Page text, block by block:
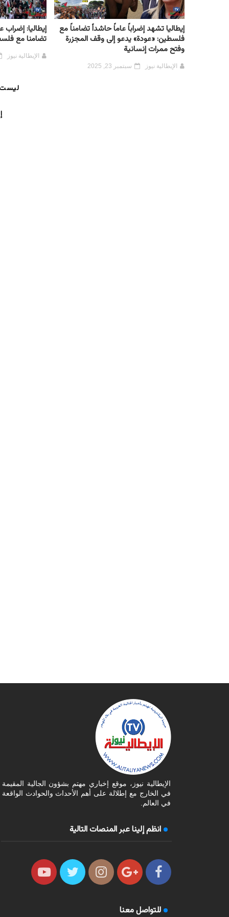
إيطاليا تشهد إضراباً عاماً حاشداً تضامناً مع
فلسطين: «عودة» يدعو إلى وقف المجزرة
وفتح ممرات إنسانية
الإيطالية نيوز سبتمبر 23, 2025
إيطاليا:
تضامنا مع
الإيطالية نيوز
الإيطالية نيوز، موقع إخباري مهتم بشؤون الجالية المقيمة
في الخارج مع إطلالة على أهم الأحداث والحوادث الواقعة
في العالم.
انظم إلينا عبر المنصات التالية
للتواصل معنا